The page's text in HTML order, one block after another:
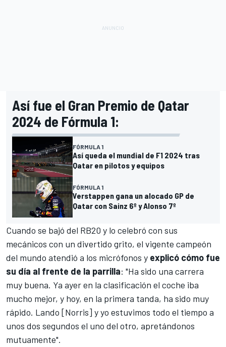
Así fue el Gran Premio de Qatar
2024 de Fórmula 1:
FÓRMULA 1
Así queda el mundial de F1 2024 tras
Qatar en pilotos y equipos
FÓRMULA 1
Verstappen gana un alocado GP de
Qatar con Sainz 6º y Alonso 7º
Cuando se bajó del RB20 y lo celebró con sus
mecánicos con un divertido grito, el vigente campeón
del mundo atendió a los micrófonos y explicó cómo fue
su día al frente de la parrilla: "Ha sido una carrera
muy buena. Ya ayer en la clasificación el coche iba
mucho mejor, y hoy, en la primera tanda, ha sido muy
rápido. Lando [Norris] y yo estuvimos todo el tiempo a
unos dos segundos el uno del otro, apretándonos
mutuamente".